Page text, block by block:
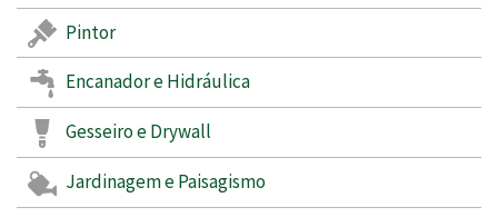
Pintor
Encanador e Hidráulica
Gesseiro e Drywall
Jardinagem e Paisagismo